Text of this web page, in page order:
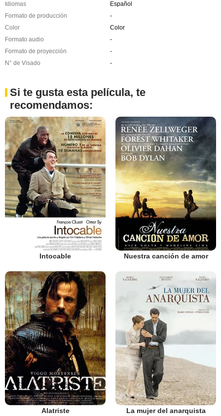
Idiomas
Español
Formato de producción
-
Color
Color
Formato audio
-
Formato de proyección
-
N° de Visado
-
Si te gusta esta película, te
recomendamos:
Intocable Nuestra canción de amor
Alatriste La mujer del anarquista